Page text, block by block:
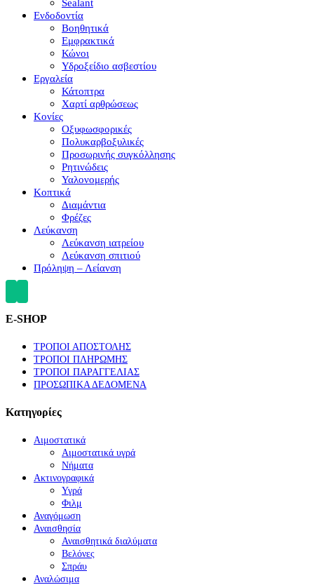
Sealant
Ενδοδοντία
Βοηθητικά
Εμφρακτικά
Κώνοι
Υδροξείδιο ασβεστίου
Εργαλεία
Κάτοπτρα
Χαρτί αρθρώσεως
Κονίες
Οξυφωσφορικές
Πολυκαρβοξυλικές
Προσωρινής συγκόλλησης
Ρητινώδεις
Υαλονομερής
Κοπτικά
Διαμάντια
Φρέζες
Λεύκανση
Λεύκανση ιατρείου
Λεύκανση σπιτιού
Πρόληψη – Λείανση
E-SHOP
ΤΡΟΠΟΙ ΑΠΟΣΤΟΛΗΣ
ΤΡΟΠΟΙ ΠΛΗΡΩΜΗΣ
ΤΡΟΠΟΙ ΠΑΡΑΓΓΕΛΙΑΣ
ΠΡΟΣΩΠΙΚΑ ΔΕΔΟΜΕΝΑ
Κατηγορίες
Αιμοστατικά
Αιμοστατικά υγρά
Νήματα
Ακτινογραφικά
Υγρά
Φιλμ
Αναγόμωση
Αναισθησία
Αναισθητικά διαλύματα
Βελόνες
Σπράυ
Αναλώσιμα